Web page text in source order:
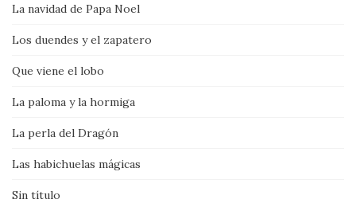
La navidad de Papa Noel
Los duendes y el zapatero
Que viene el lobo
La paloma y la hormiga
La perla del Dragón
Las habichuelas mágicas
Sin título